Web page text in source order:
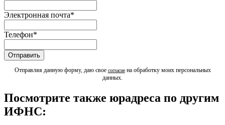
Электронная почта*
Телефон*
Отправляя данную форму, даю свое согласиена обработку моих персональных
данных.
Посмотрите также юрадреса по другим
ИФНС: